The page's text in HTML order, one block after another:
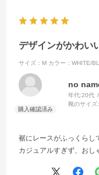
デザインがかわい
サイズ：M カラー：WHITE/
no
年代:20代
靴のサイズ:
裾にレースがふっくらし
カジュアルすぎず、おし